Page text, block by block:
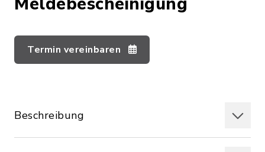
Termin vereinbaren
Beschreibung